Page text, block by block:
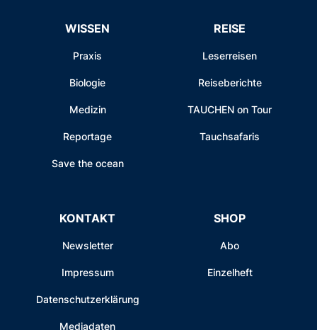
WISSEN
Praxis
Biologie
Medizin
Reportage
Save the ocean
REISE
Leserreisen
Reiseberichte
TAUCHEN on Tour
Tauchsafaris
KONTAKT
Newsletter
Impressum
Datenschutzerklärung
Mediadaten
SHOP
Abo
Einzelheft